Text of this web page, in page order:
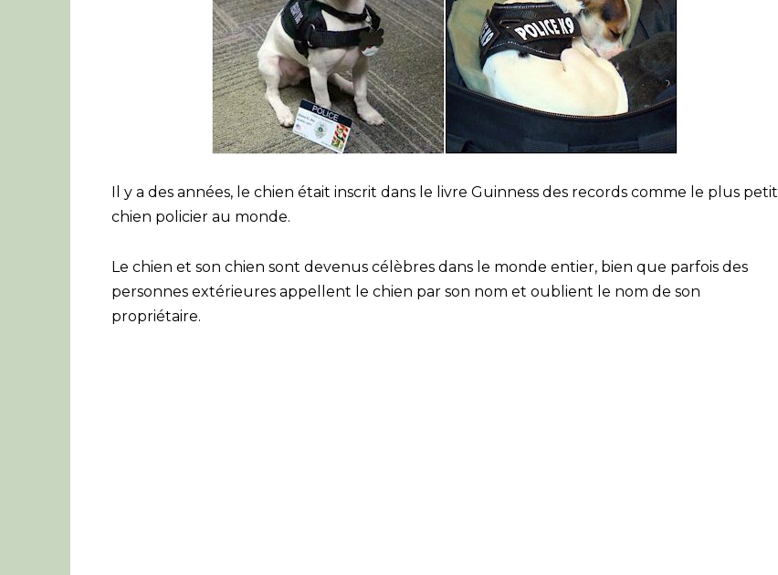
Il y a des années, le chien était inscrit dans le livre Guinness des records comme le plus petit
chien policier au monde.
Le chien et son chien sont devenus célèbres dans le monde entier, bien que parfois des
personnes extérieures appellent le chien par son nom et oublient le nom de son
propriétaire.